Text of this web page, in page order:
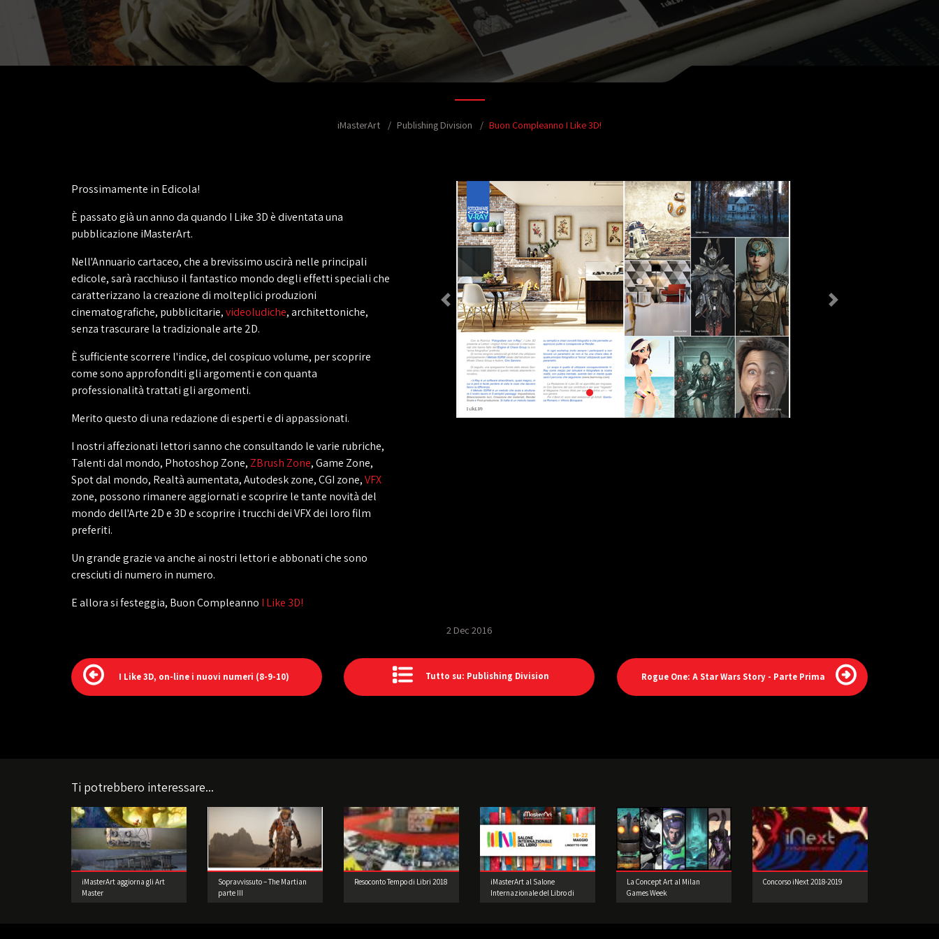
iMasterArt Publishing Division Buon Compleanno I Like 3D!
Prossimamente in Edicola!
È passato già un anno da quando I Like 3D è diventata una
pubblicazione iMasterArt.
Nell'Annuario cartaceo, che a brevissimo uscirà nelle principali
edicole, sarà racchiuso il fantastico mondo degli effetti speciali che
caratterizzano la creazione di molteplici produzioni
cinematografiche, pubblicitarie,videoludiche, architettoniche,
senza trascurare la tradizionale arte 2D.
È sufficiente scorrere l'indice, del cospicuo volume, per scoprire
come sono approfonditi gli argomenti e con quanta
professionalità trattati gli argomenti.
Merito questo di una redazione di esperti e di appassionati.
I nostri affezionati lettori sanno che consultando le varie rubriche,
Talenti dal mondo, Photoshop Zone, ZBrush Zone, Game Zone,
Spot dal mondo, Realtà aumentata, Autodesk zone, CGI zone,VFX
zone, possono rimanere aggiornati e scoprire le tante novità del
mondo dell'Arte 2D e 3D e scoprire i trucchi dei VFX dei loro film
preferiti.
Un grande grazie va anche ai nostri lettori e abbonati che sono
cresciuti di numero in numero.
E allora si festeggia, Buon Compleanno I Like 3D!
2 Dec 2016
I Like 3D, on-line i nuovi numeri (8-9-10) Tutto su: Publishing Division Rogue One: A Star Wars Story - Parte Prima
Ti potrebbero interessare...
iMasterArt aggiorna gli Art
Master
Sopravvissuto – The Martian
parte III
Resoconto Tempo di Libri 2018
iMasterArt al Salone
Internazionale del Libro di
La Concept Art al Milan
Games Week
Concorso iNext 2018-2019